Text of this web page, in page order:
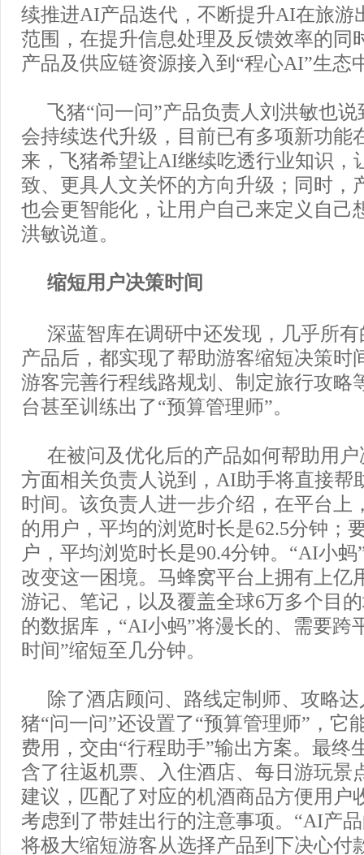
续推进AI产品迭代，不断提升AI在旅游
范围，在提升信息处理及反馈效率的同
产品及供应链资源接入到“程心AI”生态
飞猪“问一问”产品负责人刘洪敏也说
会持续迭代升级，目前已有多项新功能
来，飞猪希望让AI继续吃透行业知识，
致、更具人文关怀的方向升级；同时，
也会更智能化，让用户自己来定义自己
洪敏说道。
缩短用户决策时间
深蓝智库在调研中还发现，几乎所
产品后，都实现了帮助游客缩短决策时
游客完善行程线路规划、制定旅行攻略
台甚至训练出了“预算管理师”。
在被问及优化后的产品如何帮助用
方面相关负责人说到，AI助手将直接帮
时间。该负责人进一步介绍，在平台上
的用户，平均的浏览时长是62.5分钟；
户，平均浏览时长是90.4分钟。“AI小
改变这一困境。马蜂窝平台上拥有上亿
游记、笔记，以及覆盖全球6万多个目
的数据库，“AI小蚂”将漫长的、需要跨
时间”缩短至几分钟。
除了酒店顾问、路线定制师、攻略
猪“问一问”还设置了“预算管理师”，它
费用，交由“行程助手”输出方案。最终
含了往返机票、入住酒店、每日游玩景
建议，匹配了对应的机酒商品方便用户
考虑到了带娃出行的注意事项。“AI产
将极大缩短游客从选择产品到下决心付